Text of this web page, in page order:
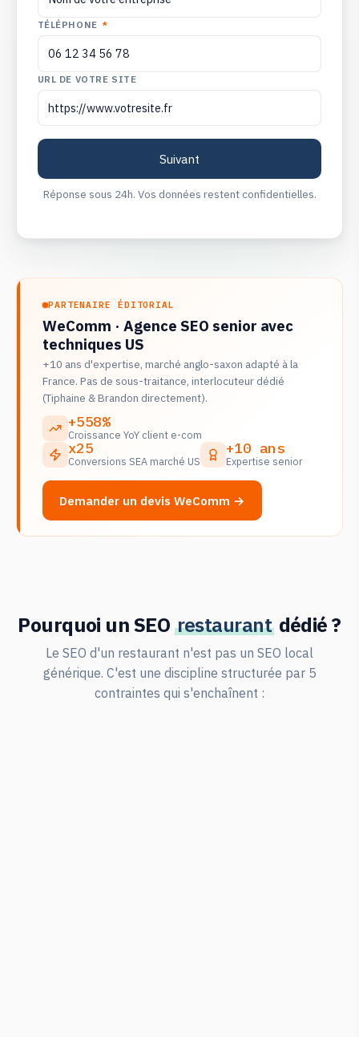
TÉLÉPHONE *
URL DE VOTRE SITE
Réponse sous 24h. Vos données restent confidentielles.
PARTENAIRE ÉDITORIAL
WeComm · Agence SEO senior avec
techniques US
+10 ans d'expertise, marché anglo-saxon adapté à la
France. Pas de sous-traitance, interlocuteur dédié
(Tiphaine & Brandon directement).
+558%
Croissance YoY client e-com
x25
Conversions SEA marché US
+10 ans
Expertise senior
Demander un devis WeComm →
Pourquoi un SEO restaurant dédié ?
Le SEO d'un restaurant n'est pas un SEO local
générique. C'est une discipline structurée par 5
contraintes qui s'enchaînent :